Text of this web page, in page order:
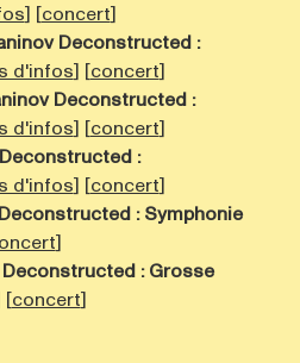
] [concert]
Deconstructed :
d'infos] [concert]
Deconstructed :
d'infos] [concert]
:
d'infos] [concert]
:Symphonie
]
: Grosse
[concert]